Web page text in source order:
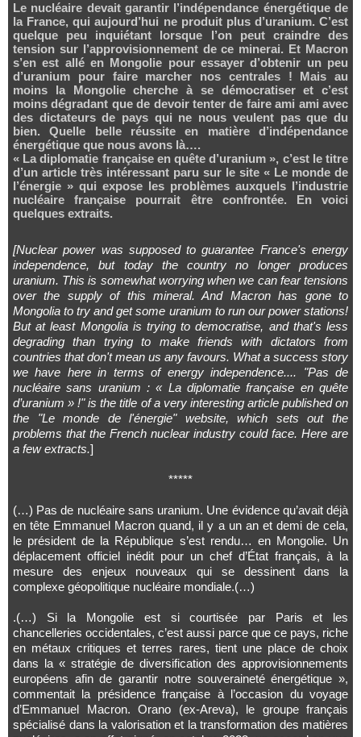
Le nucléaire devait garantir l’indépendance énergétique de
la France, qui aujourd’hui ne produit plus d’uranium. C’est
quelque peu inquiétant lorsque l’on peut craindre des
tension sur l’approvisionnement de ce minerai. Et Macron
s’en est allé en Mongolie pour essayer d’obtenir un peu
d’uranium pour faire marcher nos centrales ! Mais au
moins la Mongolie cherche à se démocratiser et c’est
moins dégradant que de devoir tenter de faire ami ami avec
des dictateurs de pays qui ne nous veulent pas que du
bien. Quelle belle réussite en matière d’indépendance
énergétique que nous avons là….
« La diplomatie française en quête d’uranium », c’est le titre
d’un article très intéressant paru sur le site « Le monde de
l’énergie » qui expose les problèmes auxquels l’industrie
nucléaire française pourrait être confrontée. En voici
quelques extraits.
[Nuclear power was supposed to guarantee France's energy
independence, but today the country no longer produces
uranium. This is somewhat worrying when we can fear tensions
over the supply of this mineral. And Macron has gone to
Mongolia to try and get some uranium to run our power stations!
But at least Mongolia is trying to democratise, and that's less
degrading than trying to make friends with dictators from
countries that don't mean us any favours. What a success story
we have here in terms of energy independence.... "Pas de
nucléaire sans uranium : « La diplomatie française en quête
d’uranium » !" is the title of a very interesting article published on
the "Le monde de l'énergie" website, which sets out the
problems that the French nuclear industry could face. Here are
a few extracts.]
*****
(…) Pas de nucléaire sans uranium. Une évidence qu’avait déjà
en tête Emmanuel Macron quand, il y a un an et demi de cela,
le président de la République s’est rendu… en Mongolie. Un
déplacement officiel inédit pour un chef d’État français, à la
mesure des enjeux nouveaux qui se dessinent dans la
complexe géopolitique nucléaire mondiale.(…)
.(…) Si la Mongolie est si courtisée par Paris et les
chancelleries occidentales, c’est aussi parce que ce pays, riche
en métaux critiques et terres rares, tient une place de choix
dans la « stratégie de diversification des approvisionnements
européens afin de garantir notre souveraineté énergétique »,
commentait la présidence française à l’occasion du voyage
d’Emmanuel Macron. Orano (ex-Areva), le groupe français
spécialisé dans la valorisation et la transformation des matières